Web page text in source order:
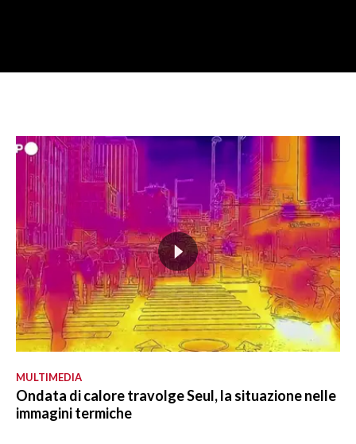
MULTIMEDIA
Ondata di calore travolge Seul, la situazione nelle
immagini termiche